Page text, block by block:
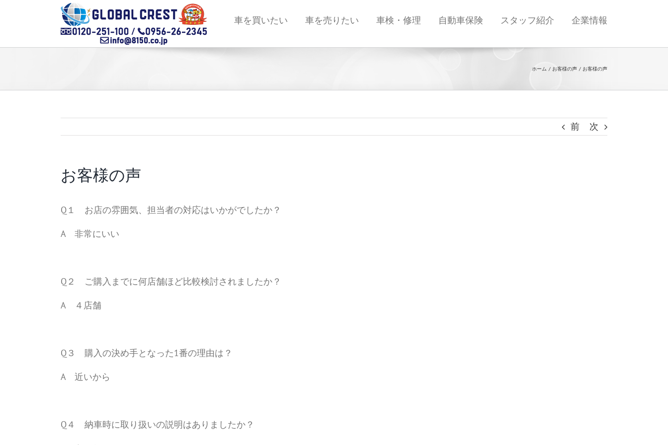
車を買いたい 車を売りたい 車検・修理 自動車保険 スタッフ紹介 企業情報
ホーム お客様の声 お客様の声
前 次
お客様の声
Q１ お店の雰囲気、担当者の対応はいかがでしたか？
A 非常にいい
Q２ ご購入までに何店舗ほど比較検討されましたか？
A ４店舗
Q３ 購入の決め手となった1番の理由は？
A 近いから
Q４ 納車時に取り扱いの説明はありましたか？